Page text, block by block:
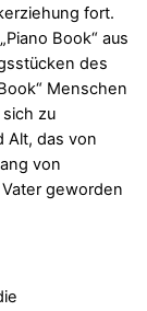
fort.
Book“ aus
des
Menschen
zu
Alt, das von
von
geworden